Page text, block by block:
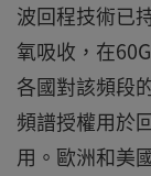
波回程技術已
氧吸收，在
各國對該頻段
頻譜授權用於
用。歐洲和美